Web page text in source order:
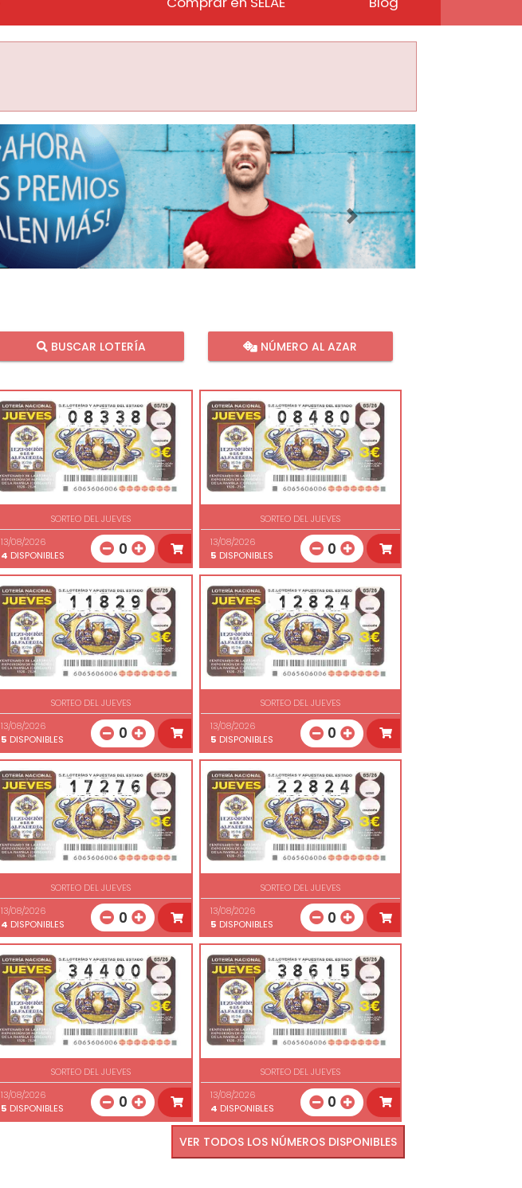
Imagen siguiente
BUSCAR LOTERÍA NÚMERO AL AZAR
SORTEO DEL JUEVES
13/08/2026
4 DISPONIBLES 0
SORTEO DEL JUEVES
13/08/2026
5 DISPONIBLES 0
SORTEO DEL JUEVES
13/08/2026
5 DISPONIBLES 0
SORTEO DEL JUEVES
13/08/2026
5 DISPONIBLES 0
SORTEO DEL JUEVES
13/08/2026
4 DISPONIBLES 0
SORTEO DEL JUEVES
13/08/2026
5 DISPONIBLES 0
SORTEO DEL JUEVES
13/08/2026
5 DISPONIBLES 0
SORTEO DEL JUEVES
13/08/2026
4 DISPONIBLES 0
VER TODOS LOS NÚMEROS DISPONIBLES